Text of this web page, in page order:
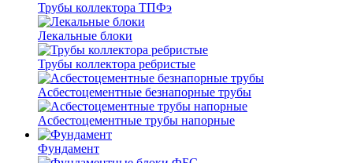
Трубы коллектора ТПФэ
Лекальные блоки
Трубы коллектора ребристые
Асбестоцементные безнапорные трубы
Асбестоцементные трубы напорные
Фундамент